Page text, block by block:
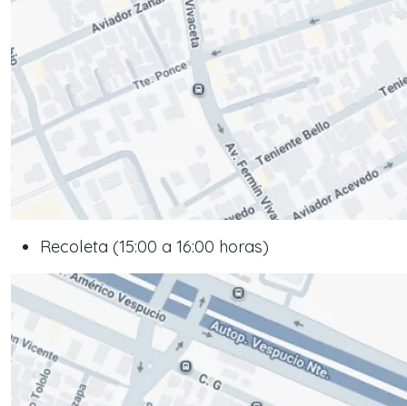
Recoleta (15:00 a 16:00 horas)